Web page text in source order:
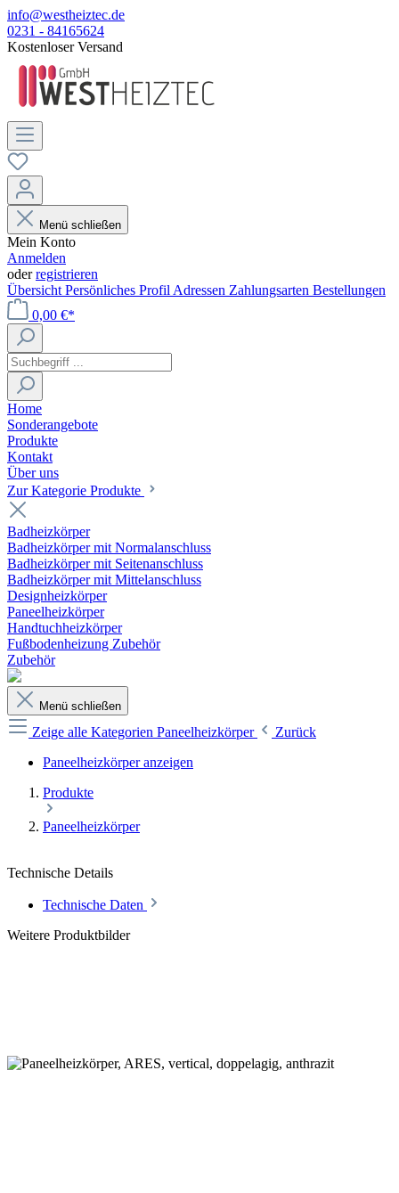
info@westheiztec.de
0231 - 84165624
Kostenloser Versand
Menü schließen
Mein Konto
Anmelden
oderregistrieren
Übersicht Persönliches Profil Adressen Zahlungsarten Bestellungen
0,00 €*
Home
Sonderangebote
Produkte
Kontakt
Über uns
Zur Kategorie Produkte
Badheizkörper
Badheizkörper mit Normalanschluss
Badheizkörper mit Seitenanschluss
Badheizkörper mit Mittelanschluss
Designheizkörper
Paneelheizkörper
Handtuchheizkörper
Fußbodenheizung Zubehör
Zubehör
Menü schließen
Zeige alle Kategorien Paneelheizkörper
Zurück
Paneelheizkörper anzeigen
Produkte
Paneelheizkörper
Technische Details
Technische Daten
Weitere Produktbilder